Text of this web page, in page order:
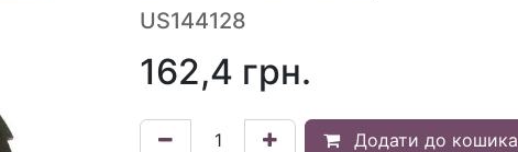
US144128
162,4 грн.
Додати до кошика